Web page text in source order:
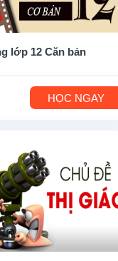
lớp 12 Căn bản
HỌC NGAY